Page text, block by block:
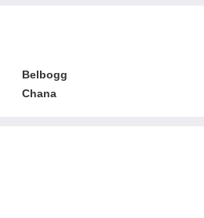
Belbogg
Chana